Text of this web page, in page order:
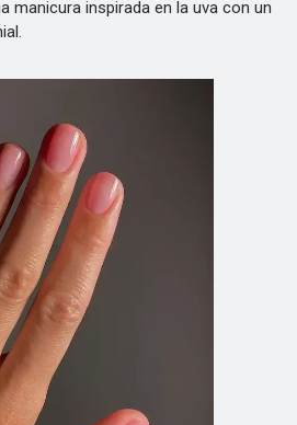
inspirada en la uva con un